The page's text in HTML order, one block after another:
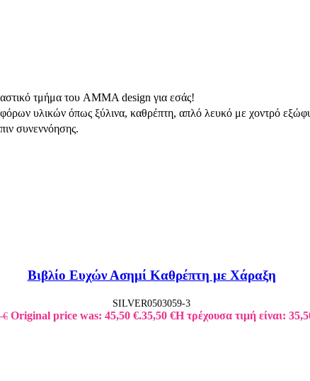
τμήμα του AMMA design για εσάς!
υλικών όπως ξύλινα, καθρέπτη, απλό λευκό με χοντρό
συνεννόησης.
Βιβλίο Ευχών Ασημί Καθρέπτη με Χάραξη
SILVER0503059-3
€ Original price was: 45,50 €.35,50 €Η τρέχουσα τιμή είναι: